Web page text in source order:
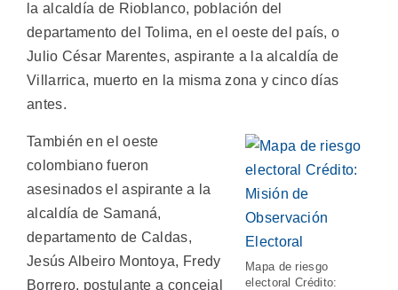
la alcaldía de Rioblanco, población del
departamento del Tolima, en el oeste del país, o
Julio César Marentes, aspirante a la alcaldía de
Villarrica, muerto en la misma zona y cinco días
antes.
Mapa de riesgo
electoral Crédito:
También en el oeste
colombiano fueron
asesinados el aspirante a la
alcaldía de Samaná,
departamento de Caldas,
Jesús Albeiro Montoya, Fredy
Borrero, postulante a concejal